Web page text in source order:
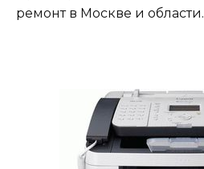
ремонт в Москве и области.